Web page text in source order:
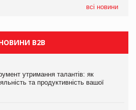
всі новини
B2B
утримання талантів: як
та продуктивність вашої